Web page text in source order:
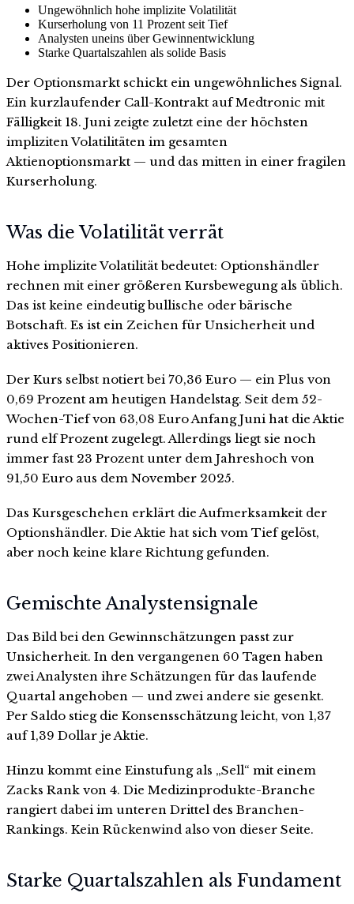
Ungewöhnlich hohe implizite Volatilität
Kurserholung von 11 Prozent seit Tief
Analysten uneins über Gewinnentwicklung
Starke Quartalszahlen als solide Basis
Der Optionsmarkt schickt ein ungewöhnliches Signal.
Ein kurzlaufender Call-Kontrakt auf Medtronic mit
Fälligkeit 18. Juni zeigte zuletzt eine der höchsten
impliziten Volatilitäten im gesamten
Aktienoptionsmarkt — und das mitten in einer fragilen
Kurserholung.
Was die Volatilität verrät
Hohe implizite Volatilität bedeutet: Optionshändler
rechnen mit einer größeren Kursbewegung als üblich.
Das ist keine eindeutig bullische oder bärische
Botschaft. Es ist ein Zeichen für Unsicherheit und
aktives Positionieren.
Der Kurs selbst notiert bei 70,36 Euro — ein Plus von
0,69 Prozent am heutigen Handelstag. Seit dem 52-
Wochen-Tief von 63,08 Euro Anfang Juni hat die Aktie
rund elf Prozent zugelegt. Allerdings liegt sie noch
immer fast 23 Prozent unter dem Jahreshoch von
91,50 Euro aus dem November 2025.
Das Kursgeschehen erklärt die Aufmerksamkeit der
Optionshändler. Die Aktie hat sich vom Tief gelöst,
aber noch keine klare Richtung gefunden.
Gemischte Analystensignale
Das Bild bei den Gewinnschätzungen passt zur
Unsicherheit. In den vergangenen 60 Tagen haben
zwei Analysten ihre Schätzungen für das laufende
Quartal angehoben — und zwei andere sie gesenkt.
Per Saldo stieg die Konsensschätzung leicht, von 1,37
auf 1,39 Dollar je Aktie.
Hinzu kommt eine Einstufung als „Sell“ mit einem
Zacks Rank von 4. Die Medizinprodukte-Branche
rangiert dabei im unteren Drittel des Branchen-
Rankings. Kein Rückenwind also von dieser Seite.
Starke Quartalszahlen als Fundament